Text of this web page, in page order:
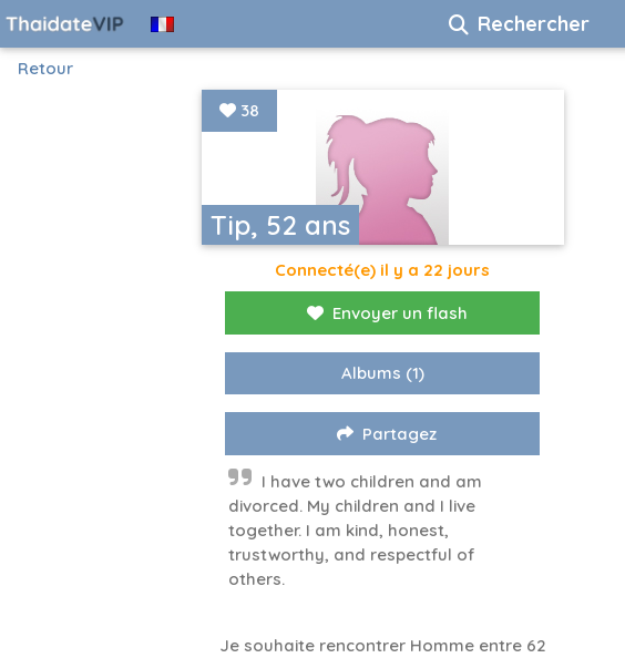
Rechercher
Retour
Tip, 52 ans
38
Connecté(e) il y a 22 jours
Envoyer un flash
Albums (1)
Partagez
I have two children and am
divorced. My children and I live
together. I am kind, honest,
trustworthy, and respectful of
others.
Je souhaite rencontrer Homme entre 62